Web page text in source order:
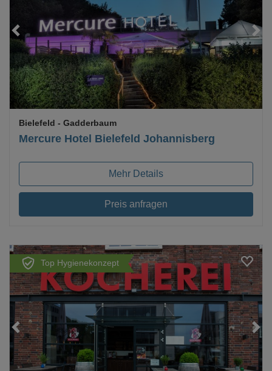
Loading...
Mercure Hotel Bielefeld Johannisberg
Bielefeld - Gadderbaum
Mehr Details
Preis anfragen
Top Hygienekonzept
Loading...